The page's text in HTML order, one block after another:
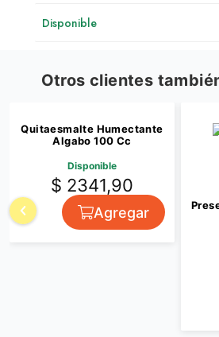
Disponible
Otros clientes
Quitaesmalte Humectante
Algabo 100 Cc
Disponible
$ 2341,90
Agregar